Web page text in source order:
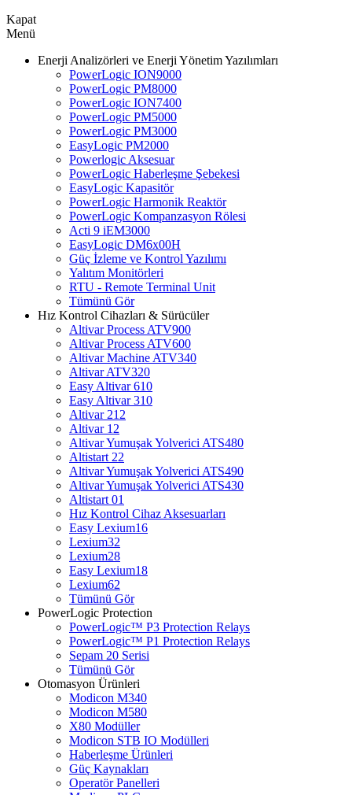
Kapat
Menü
Enerji Analizörleri ve Enerji Yönetim Yazılımları
PowerLogic ION9000
PowerLogic PM8000
PowerLogic ION7400
PowerLogic PM5000
PowerLogic PM3000
EasyLogic PM2000
Powerlogic Aksesuar
PowerLogic Haberleşme Şebekesi
EasyLogic Kapasitör
PowerLogic Harmonik Reaktör
PowerLogic Kompanzasyon Rölesi
Acti 9 iEM3000
EasyLogic DM6x00H
Güç İzleme ve Kontrol Yazılımı
Yalıtım Monitörleri
RTU - Remote Terminal Unit
Tümünü Gör
Hız Kontrol Cihazları & Sürücüler
Altivar Process ATV900
Altivar Process ATV600
Altivar Machine ATV340
Altivar ATV320
Easy Altivar 610
Easy Altivar 310
Altivar 212
Altivar 12
Altivar Yumuşak Yolverici ATS480
Altistart 22
Altivar Yumuşak Yolverici ATS490
Altivar Yumuşak Yolverici ATS430
Altistart 01
Hız Kontrol Cihaz Aksesuarları
Easy Lexium16
Lexium32
Lexium28
Easy Lexium18
Lexium62
Tümünü Gör
PowerLogic Protection
PowerLogic™ P3 Protection Relays
PowerLogic™ P1 Protection Relays​
Sepam 20 Serisi
Tümünü Gör
Otomasyon Ürünleri
Modicon M340
Modicon M580
X80 Modüller
Modicon STB IO Modülleri
Haberleşme Ürünleri
Güç Kaynakları
Operatör Panelleri